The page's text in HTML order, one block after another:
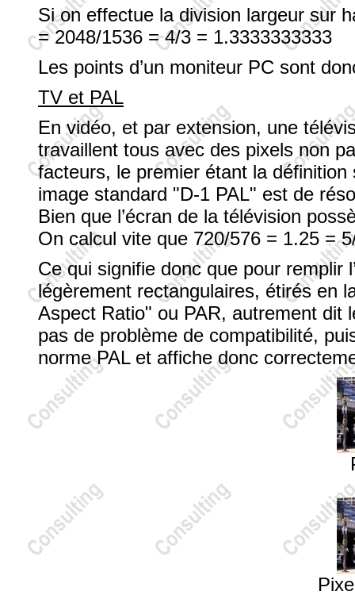
Si on effectue la division largeur sur
= 2048/1536 = 4/3 = 1.3333333333
Les points d’un moniteur PC sont
TV et PAL
En vidéo, et par extension, une
travaillent tous avec des pixels non
facteurs, le premier étant la
image standard "D-1 PAL" est de
Bien que l’écran de la télévision
On calcul vite que 720/576 = 1.25 =
Ce qui signifie donc que pour remplir
légèrement rectangulaires, étirés en
Aspect Ratio" ou PAR, autrement dit
pas de problème de compatibilité,
norme PAL et affiche donc